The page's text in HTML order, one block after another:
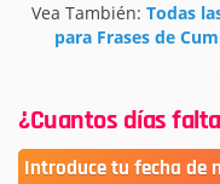
Vea También: Todas
para Frases de
¿Cuantos días
Introduce tu fecha de